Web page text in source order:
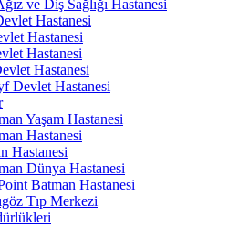
ve Diş Sağlığı Hastanesi
Hastanesi
Hastanesi
Hastanesi
Hastanesi
Devlet Hastanesi
Yaşam Hastanesi
Hastanesi
Hastanesi
Dünya Hastanesi
Batman Hastanesi
Tıp Merkezi